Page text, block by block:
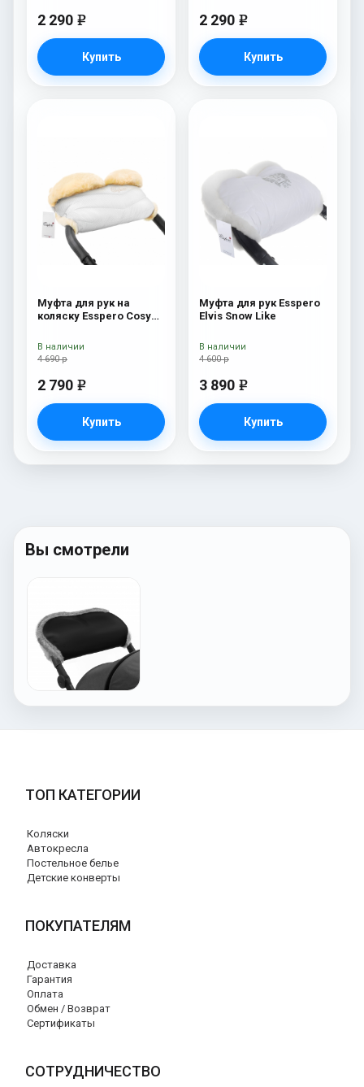
2 290 e
Купить
2 290 e
Купить
Муфта для рук на
коляску Esspero Cosy
4 690 р
2 790 e
Купить
В наличии
Муфта для рук Esspero
Elvis Snow Like
4 600 р
3 890 e
Купить
В наличии
Вы смотрели
ТОП КАТЕГОРИИ
Коляски
Автокресла
Постельное белье
Детские конверты
ПОКУПАТЕЛЯМ
Доставка
Гарантия
Оплата
Обмен / Возврат
Сертификаты
СОТРУДНИЧЕСТВО